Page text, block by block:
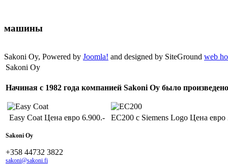
машины
Sakoni Oy, Powered by Joomla! and designed by SiteGround web
Sakoni Oy
Начиная с 1982 года компанией Sakoni Oy было
Easy Coat Цена евро 6.900.- EC200 с Siemens Logo Цена евро
Sakoni Oy
+358 44732 3822
sakoni@sakoni.fi